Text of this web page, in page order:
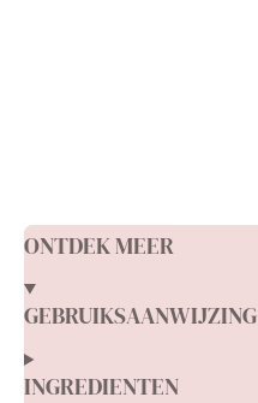
ONTDEK MEER
GEBRUIKSAANWIJZING
INGREDIENTEN